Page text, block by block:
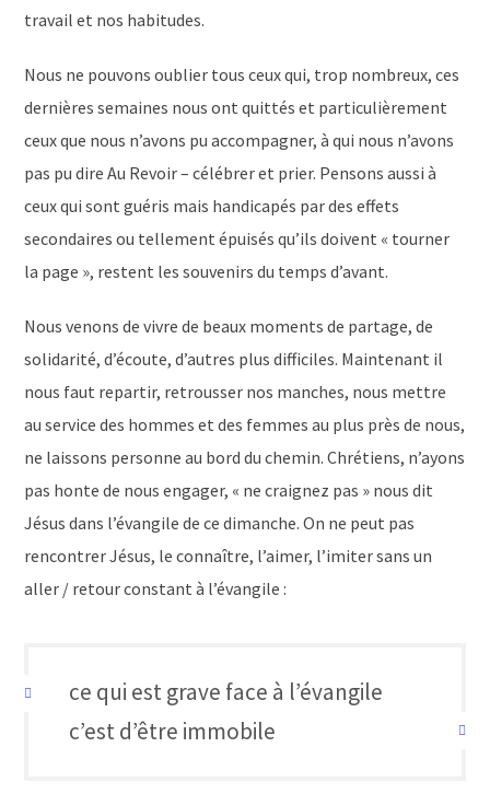
travail et nos habitudes.
Nous ne pouvons oublier tous ceux qui, trop nombreux, ces
dernières semaines nous ont quittés et particulièrement
ceux que nous n’avons pu accompagner, à qui nous n’avons
pas pu dire Au Revoir – célébrer et prier. Pensons aussi à
ceux qui sont guéris mais handicapés par des effets
secondaires ou tellement épuisés qu’ils doivent « tourner
la page », restent les souvenirs du temps d’avant.
Nous venons de vivre de beaux moments de partage, de
solidarité, d’écoute, d’autres plus difficiles. Maintenant il
nous faut repartir, retrousser nos manches, nous mettre
au service des hommes et des femmes au plus près de nous,
ne laissons personne au bord du chemin. Chrétiens, n’ayons
pas honte de nous engager, « ne craignez pas » nous dit
Jésus dans l’évangile de ce dimanche. On ne peut pas
rencontrer Jésus, le connaître, l’aimer, l’imiter sans un
aller / retour constant à l’évangile :
ce qui est grave face à l’évangile
c’est d’être immobile